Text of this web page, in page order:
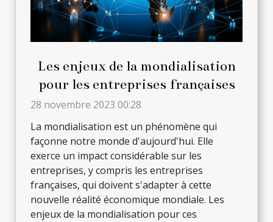
Les enjeux de la mondialisation
pour les entreprises françaises
28 novembre 2023 00:28
La mondialisation est un phénomène qui
façonne notre monde d'aujourd'hui. Elle
exerce un impact considérable sur les
entreprises, y compris les entreprises
françaises, qui doivent s'adapter à cette
nouvelle réalité économique mondiale. Les
enjeux de la mondialisation pour ces